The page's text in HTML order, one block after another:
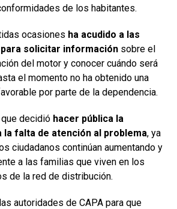
de los habitantes.
ocasiones ha acudido a las
para solicitar información sobre el
del motor y conocer cuándo será
el momento no ha obtenido una
por parte de la dependencia.
decidió hacer pública la
la falta de atención al problema, ya
ciudadanos continúan aumentando y
a las familias que viven en los
de la red de distribución.
autoridades de CAPA para que